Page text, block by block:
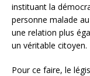
instituant la
personne malade
une relation plus
un véritable citoyen.
Pour ce faire, le